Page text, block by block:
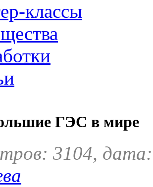
классы
ГЭС в мире
3104,